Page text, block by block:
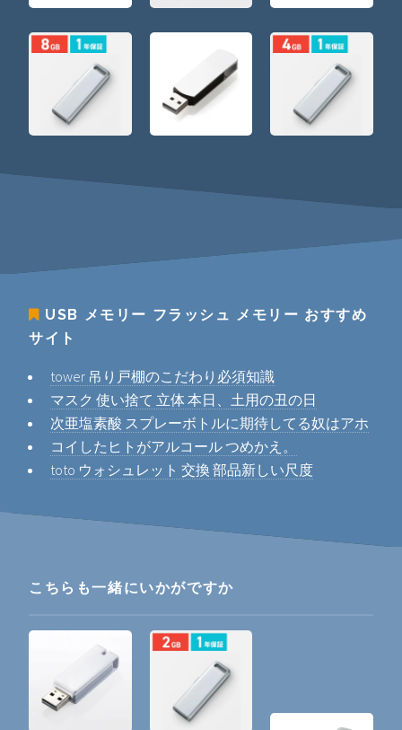
USB メモリー フラッシュ メモリー おすすめ
サイト
tower 吊り戸棚のこだわり必須知識
マスク 使い捨て 立体 本日、土用の丑の日
次亜塩素酸 スプレーボトルに期待してる奴はアホ
コイしたヒトがアルコール つめかえ。
toto ウォシュレット 交換 部品新しい尺度
こちらも一緒にいかがですか